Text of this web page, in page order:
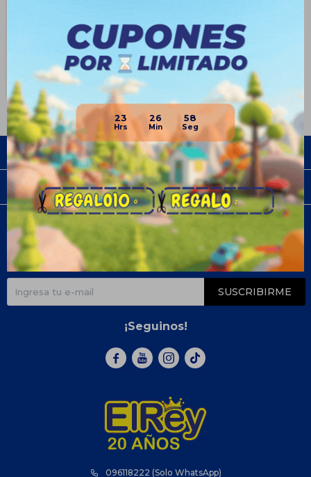
23 26 57
$ 425
$ 450
Disponible Envío
096118222 (Solo WhatsApp)
Empresa
Compra
Newsletter
¡Suscribite y recibí todas nuestras novedades!
SUSCRIBIRME
¡Seguinos!
  